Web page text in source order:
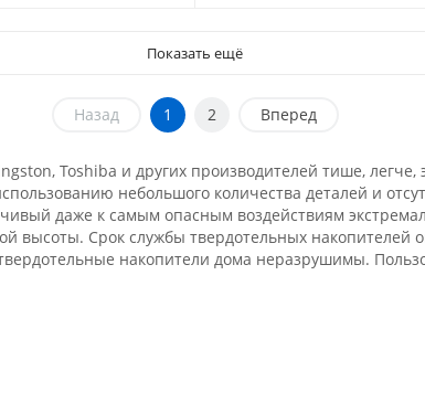
Показать ещё
Назад 1 2 Вперед
Toshiba и других производителей тише,
небольшого количества деталей и
даже к самым опасным воздействиям
высоты. Срок службы твердотельных накопителей
накопители дома неразрушимы.
при чтении и записи данных. Диски SSD